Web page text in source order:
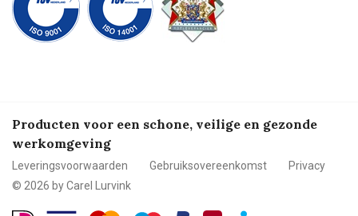
Producten voor een schone, veilige en gezonde
werkomgeving
Leveringsvoorwaarden Gebruiksovereenkomst
Privacy
© 2026 by Carel Lurvink